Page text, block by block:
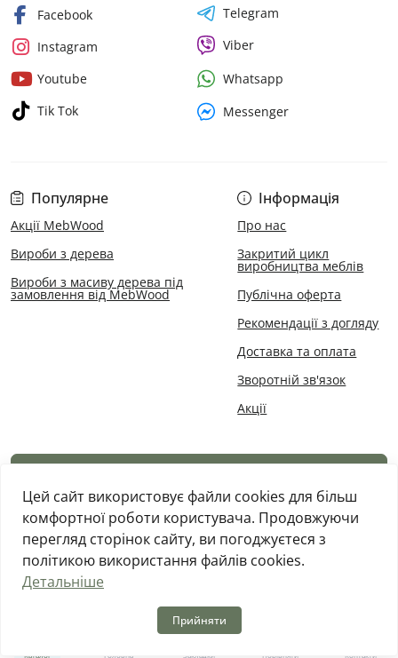
Каталог Головна Закладки
0
Порівняти Контакти
Популярне
Акції MebWood
Вироби з дерева
Вироби з масиву дерева під
замовлення від MebWood
Інформація
Про нас
Закритий цикл
виробництва меблів
Публічна оферта
Рекомендації з догляду
Доставка та оплата
Зворотній зв'язок
Акції
Facebook
Instagram
Youtube
Tik Tok
Telegram
Viber
Whatsapp
Messenger
Цей сайт використовує файли cookies для більш
комфортної роботи користувача. Продовжуючи
перегляд сторінок сайту, ви погоджуєтеся з
політикою використання файлів cookies.
Детальніше
Прийняти